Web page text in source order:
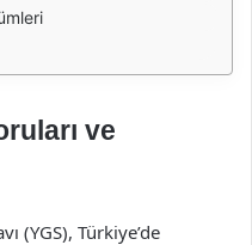
ve
(YGS), Türkiye’de